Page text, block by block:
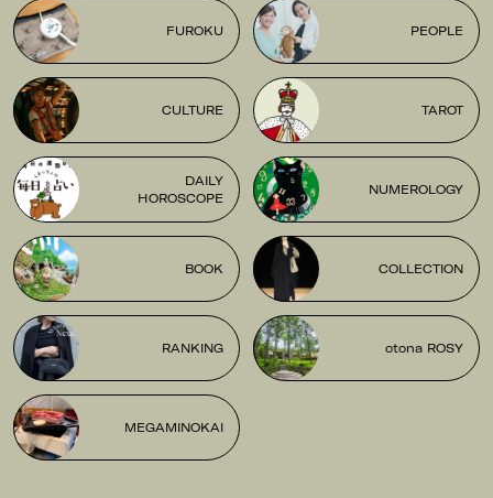
FUROKU PEOPLE
CULTURE TAROT
DAILY
HOROSCOPE
NUMEROLOGY
BOOK COLLECTION
RANKING otona ROSY
MEGAMINOKAI